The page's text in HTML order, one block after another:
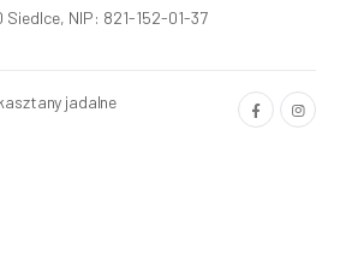
NIP: 821-152-01-37
jadalne